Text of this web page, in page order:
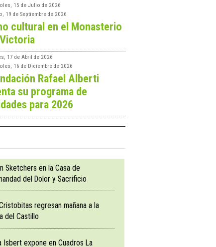
15 de Julio de 2026
19 de Septiembre de 2026
cultural en el Monasterio
17 de Abril de 2026
16 de Diciembre de 2026
Rafael Alberti
su programa de
para 2026
Sketchers en la Casa de
del Dolor y Sacrificio
regresan mañana a la
del Castillo
Isbert expone en Cuadros La